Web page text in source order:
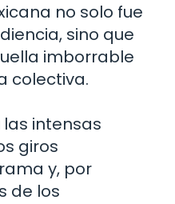
no solo fue
sino que
imborrable
colectiva.
intensas
giros
y, por
de los